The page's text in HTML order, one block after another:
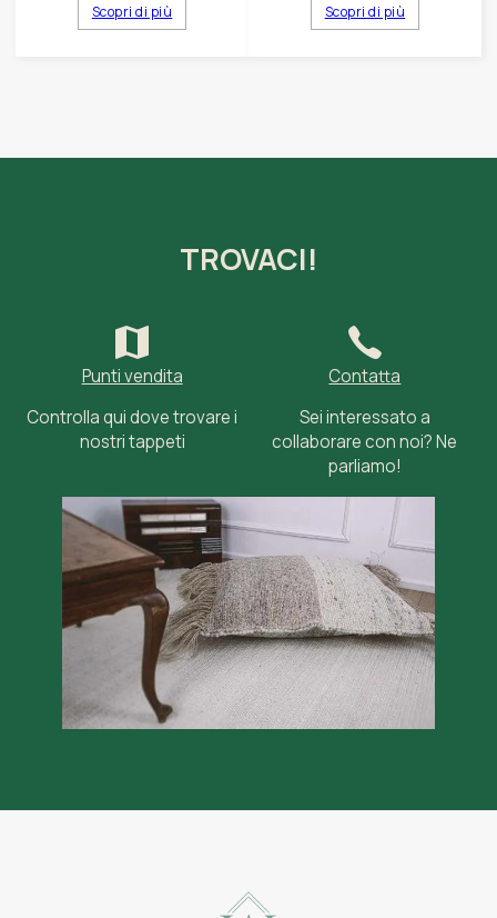
Scopri di più Scopri di più
TROVACI!
Punti vendita
Controlla qui dove trovare i
nostri tappeti
Contatta
Sei interessato a
collaborare con noi? Ne
parliamo!